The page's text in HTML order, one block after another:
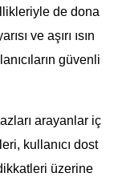
de dona
ve aşırı ısın
güvenli
arayanlar iç
kullanıcı dost
üzerine